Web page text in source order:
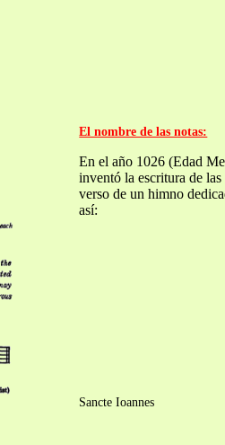
El nombre de las notas:
En el año 1026 (Edad
inventó la escritura de
verso de un himno
así:
Sancte Ioannes